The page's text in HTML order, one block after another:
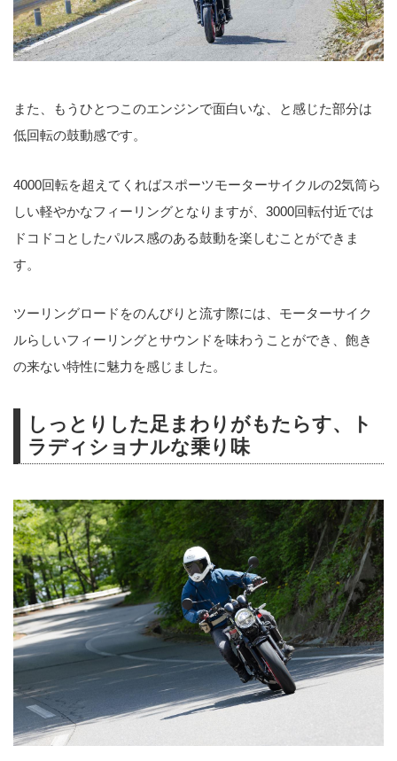
また、もうひとつこのエンジンで面白いな、と感じた部分は
低回転の鼓動感です。
4000回転を超えてくればスポーツモーターサイクルの2気筒ら
しい軽やかなフィーリングとなりますが、3000回転付近では
ドコドコとしたパルス感のある鼓動を楽しむことができま
す。
ツーリングロードをのんびりと流す際には、モーターサイク
ルらしいフィーリングとサウンドを味わうことができ、飽き
の来ない特性に魅力を感じました。
しっとりした足まわりがもたらす、ト
ラディショナルな乗り味